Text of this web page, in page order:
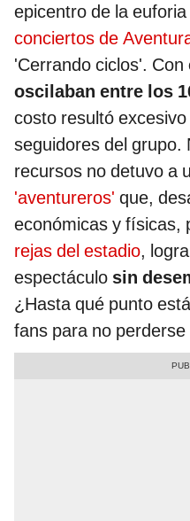
epicentro de la
conciertos de
'Cerrando ciclos'. Con
oscilaban entre los
costo resultó
seguidores del grupo.
recursos no detuvo a
'aventureros' que,
económicas y físicas,
rejas del estadio,
espectáculo sin
¿Hasta qué punto
fans para no